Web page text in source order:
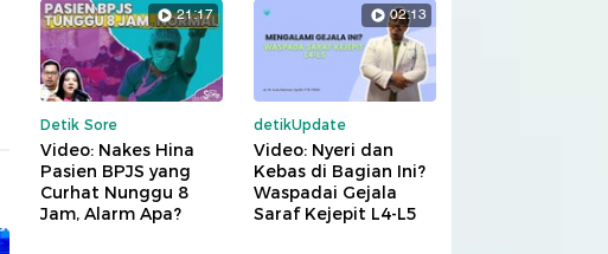
21:17
Detik Sore
Video: Nakes Hina
Pasien BPJS yang
Curhat Nunggu 8
Jam, Alarm Apa?
02:13
detikUpdate
Video: Nyeri dan
Kebas di Bagian Ini?
Waspadai Gejala
Saraf Kejepit L4-L5